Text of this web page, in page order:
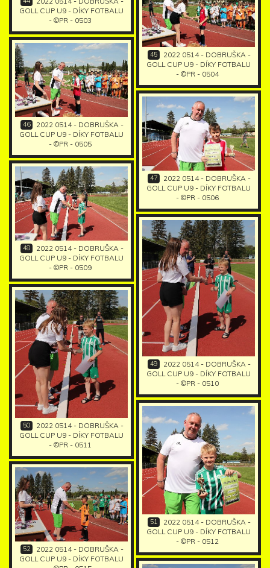
GOLL CUP U9 - DÍKY FOTBALU
- ©PR - 0503
45
2022 0514 - DOBRUŠKA -
GOLL CUP U9 - DÍKY FOTBALU
- ©PR - 0504
46
2022 0514 - DOBRUŠKA -
GOLL CUP U9 - DÍKY FOTBALU
- ©PR - 0505
47
2022 0514 - DOBRUŠKA -
GOLL CUP U9 - DÍKY FOTBALU
- ©PR - 0506
48
2022 0514 - DOBRUŠKA -
GOLL CUP U9 - DÍKY FOTBALU
- ©PR - 0509
49
2022 0514 - DOBRUŠKA -
GOLL CUP U9 - DÍKY FOTBALU
- ©PR - 0510
50
2022 0514 - DOBRUŠKA -
GOLL CUP U9 - DÍKY FOTBALU
- ©PR - 0511
51
2022 0514 - DOBRUŠKA -
GOLL CUP U9 - DÍKY FOTBALU
- ©PR - 0512
52
2022 0514 - DOBRUŠKA -
GOLL CUP U9 - DÍKY FOTBALU